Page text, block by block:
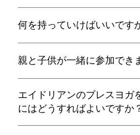
者のレベルに合わせて構成されて
何を持っていけばいいです
し出し可能ですが、ご自身のもの
親と子供が一緒に参加でき
陰ヨガ（水曜午前）と、親子向け
1回、8歳以上のお子様付き）です。
エイドリアンのブレスヨガ
にはどうすればよいですか